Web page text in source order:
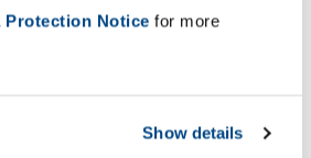
Protection Notice for more
Show details
industrial, asociación de
El transportista se dirige a